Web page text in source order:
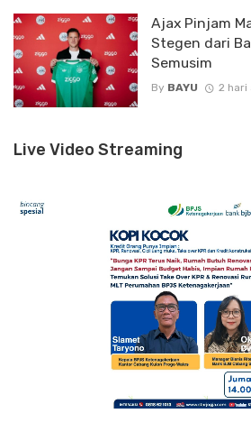
Ajax Pinjam
Stegen dari
Semusim
By BAYU 2 hari
Live Video Streaming